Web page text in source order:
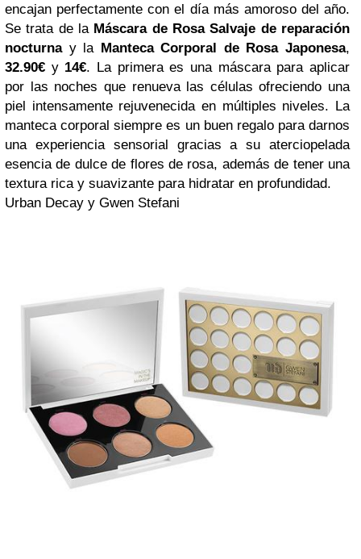
encajan perfectamente con el día más amoroso del año.
Se trata de la Máscara de Rosa Salvaje de reparación
nocturna y la Manteca Corporal de Rosa Japonesa,
32.90€ y 14€. La primera es una máscara para aplicar
por las noches que renueva las células ofreciendo una
piel intensamente rejuvenecida en múltiples niveles. La
manteca corporal siempre es un buen regalo para darnos
una experiencia sensorial gracias a su aterciopelada
esencia de dulce de flores de rosa, además de tener una
textura rica y suavizante para hidratar en profundidad.
Urban Decay y Gwen Stefani